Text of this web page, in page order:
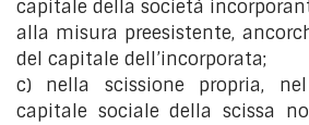
capitale della società
alla misura preesistente,
del capitale dell’incorporata;
c) nella scissione propria,
capitale sociale della scissa